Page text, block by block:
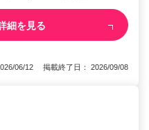
細を見る
06/12 掲載終了日： 2026/09/08